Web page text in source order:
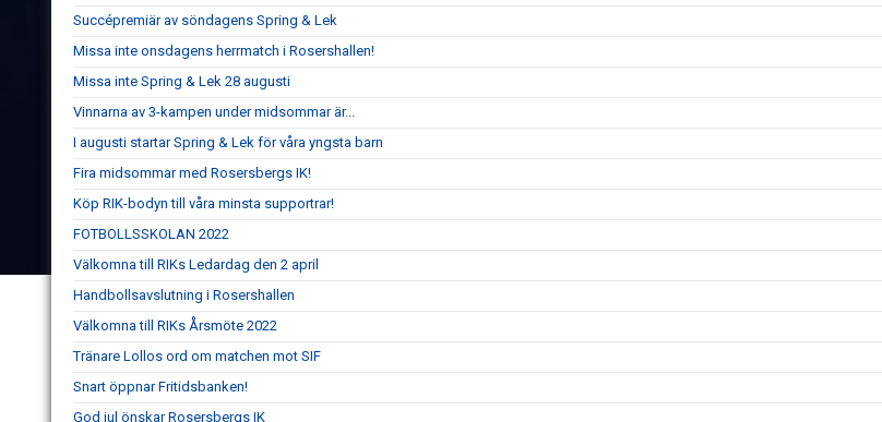
Succépremiär av söndagens Spring & Lek
Missa inte onsdagens herrmatch i Rosershallen!
Missa inte Spring & Lek 28 augusti
Vinnarna av 3-kampen under midsommar är...
I augusti startar Spring & Lek för våra yngsta barn
Fira midsommar med Rosersbergs IK!
Köp RIK-bodyn till våra minsta supportrar!
FOTBOLLSSKOLAN 2022
Välkomna till RIKs Ledardag den 2 april
Handbollsavslutning i Rosershallen
Välkomna till RIKs Årsmöte 2022
Tränare Lollos ord om matchen mot SIF
Snart öppnar Fritidsbanken!
God jul önskar Rosersbergs IK